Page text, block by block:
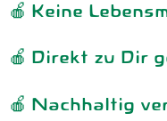
Haus, Garten, Tier &
🍎 Keine
🍎 Direkt zu Dir
🍎 Nachhaltig